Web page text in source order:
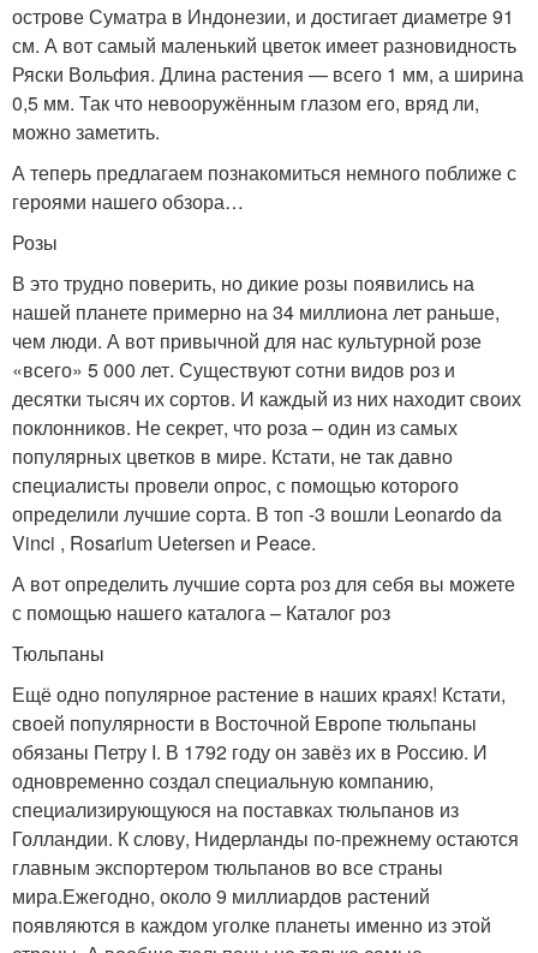
острове Суматра в Индонезии, и достигает диаметре 91
см. А вот самый маленький цветок имеет разновидность
Ряски Вольфия. Длина растения — всего 1 мм, а ширина
0,5 мм. Так что невооружённым глазом его, вряд ли,
можно заметить.
А теперь предлагаем познакомиться немного поближе с
героями нашего обзора…
Розы
В это трудно поверить, но дикие розы появились на
нашей планете примерно на 34 миллиона лет раньше,
чем люди. А вот привычной для нас культурной розе
«всего» 5 000 лет. Существуют сотни видов роз и
десятки тысяч их сортов. И каждый из них находит своих
поклонников. Не секрет, что роза – один из самых
популярных цветков в мире. Кстати, не так давно
специалисты провели опрос, с помощью которого
определили лучшие сорта. В топ -3 вошли Leonardo da
Vinci , Rosarium Uetersen и Peace.
А вот определить лучшие сорта роз для себя вы можете
с помощью нашего каталога – Каталог роз
Тюльпаны
Ещё одно популярное растение в наших краях! Кстати,
своей популярности в Восточной Европе тюльпаны
обязаны Петру I. В 1792 году он завёз их в Россию. И
одновременно создал специальную компанию,
специализирующуюся на поставках тюльпанов из
Голландии. К слову, Нидерланды по-прежнему остаются
главным экспортером тюльпанов во все страны
мира.Ежегодно, около 9 миллиардов растений
появляются в каждом уголке планеты именно из этой